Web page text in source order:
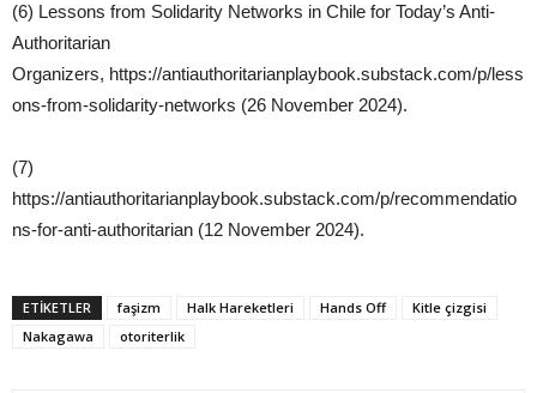
(6) Lessons from Solidarity Networks in Chile for Today’s Anti-
Authoritarian
Organizers, https://antiauthoritarianplaybook.substack.com/p/less
ons-from-solidarity-networks (26 November 2024).
(7)
https://antiauthoritarianplaybook.substack.com/p/recommendatio
ns-for-anti-authoritarian (12 November 2024).
ETIKETLER faşizm Halk Hareketleri Hands Off
Kitle çizgisi
Nakagawa
otoriterlik